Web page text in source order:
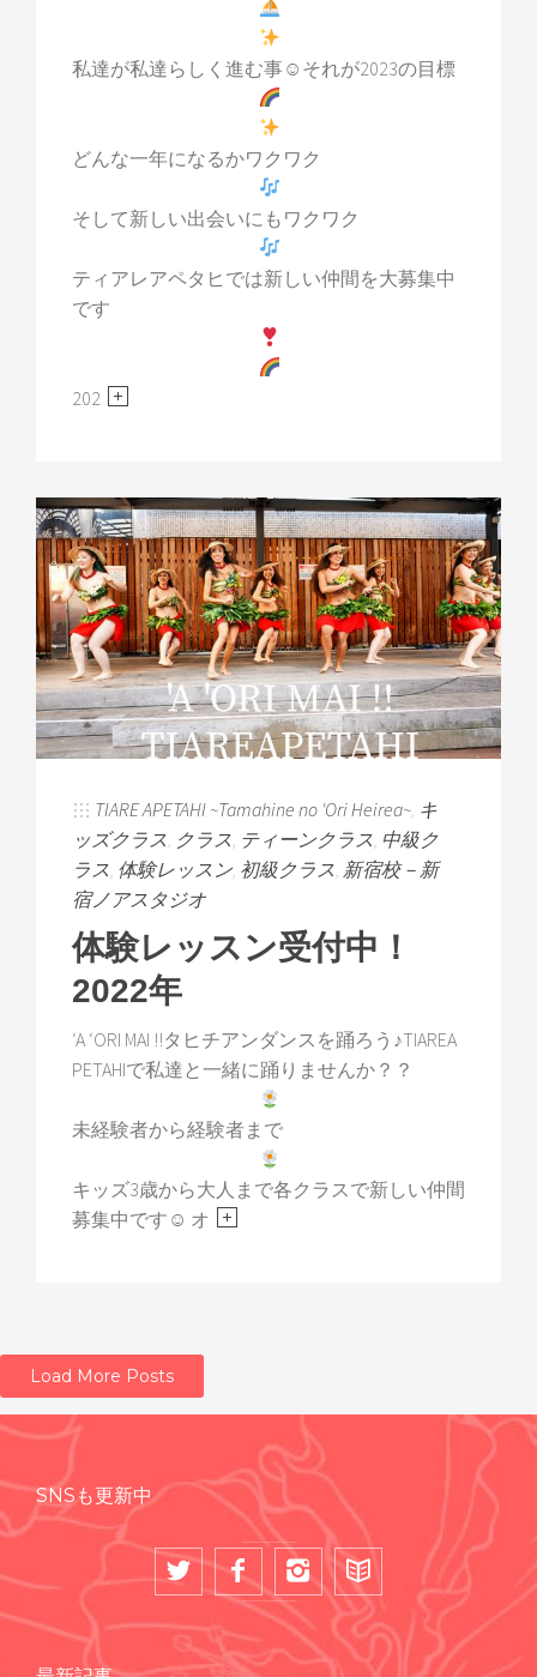
私達が私達らしく進む事☺︎それが2023の目標
どんな一年になるかワクワク
そして新しい出会いにもワクワク
ティアレアペタヒでは新しい仲間を大募集中
です
202
TIARE APETAHI ~Tamahine no 'Ori Heirea~, キ
ッズクラス, クラス, ティーンクラス, 中級ク
ラス, 体験レッスン, 初級クラス, 新宿校－新
宿ノアスタジオ
体験レッスン受付中！
2022年
‘A ‘ORI MAI !!タヒチアンダンスを踊ろう♪TIAREA
PETAHIで私達と一緒に踊りませんか？？
未経験者から経験者まで
キッズ3歳から大人まで各クラスで新しい仲間
募集中です☺︎ オ
Load More Posts
SNSも更新中